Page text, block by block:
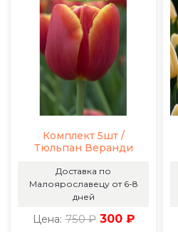
Комплект 5шт /
Тюльпан Веранди
Доставка по
Малоярославецу от 6-8
дней
Цена: 750 ₽ 300 ₽